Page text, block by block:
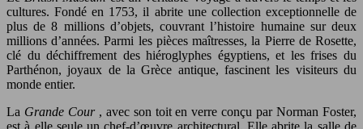
cultures. Fondé en 1753, il abrite une collection exceptionnelle de
plus de 8 millions d’objets, couvrant l’histoire humaine sur deux
millions d’années. Parmi les pièces maîtresses, la Pierre de Rosette,
clé du déchiffrement des hiéroglyphes égyptiens, et les frises du
Parthénon, joyaux de la Grèce antique, fascinent les visiteurs du
monde entier.
La Grande Cour , avec son toit en verre conçu par Norman Foster,
est à elle seule un chef-d’œuvre architectural. Elle abrite la salle de